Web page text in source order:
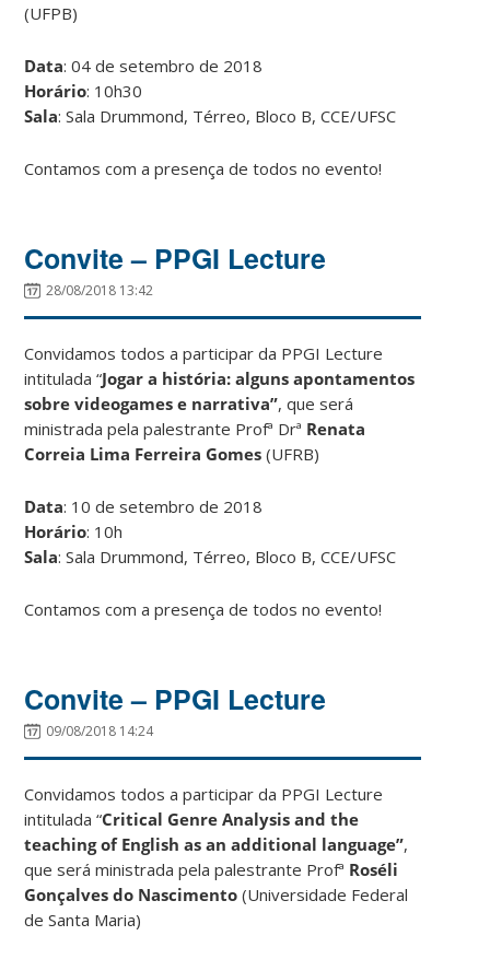
(UFPB)
Data: 04 de setembro de 2018
Horário: 10h30
Sala: Sala Drummond, Térreo, Bloco B, CCE/UFSC
Contamos com a presença de todos no evento!
Convite – PPGI Lecture
28/08/2018 13:42
Convidamos todos a participar da PPGI Lecture
intitulada “Jogar a história: alguns apontamentos
sobre videogames e narrativa”, que será
ministrada pela palestrante Profª Drª Renata
Correia Lima Ferreira Gomes (UFRB)
Data: 10 de setembro de 2018
Horário: 10h
Sala: Sala Drummond, Térreo, Bloco B, CCE/UFSC
Contamos com a presença de todos no evento!
Convite – PPGI Lecture
09/08/2018 14:24
Convidamos todos a participar da PPGI Lecture
intitulada “Critical Genre Analysis and the
teaching of English as an additional language”,
que será ministrada pela palestrante Profª Roséli
Gonçalves do Nascimento (Universidade Federal
de Santa Maria)